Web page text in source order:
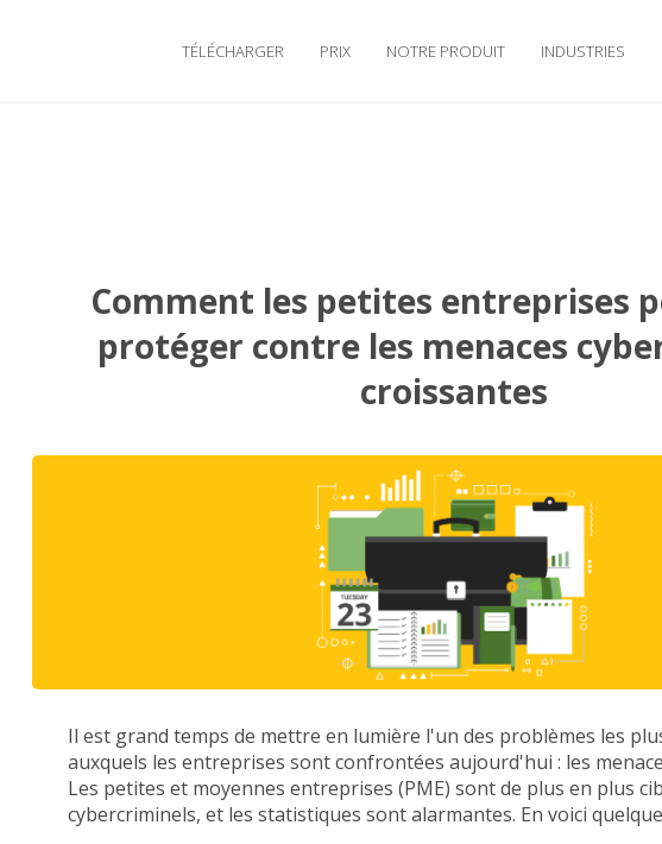
TÉLÉCHARGER PRIX NOTRE PRODUIT INDUSTRIES
Comment les petites entreprises
protéger contre les menaces
croissantes
Il est grand temps de mettre en lumière l'un des problèmes les
auxquels les entreprises sont confrontées aujourd'hui : les
Les petites et moyennes entreprises (PME) sont de plus en plus
cybercriminels, et les statistiques sont alarmantes. En voici